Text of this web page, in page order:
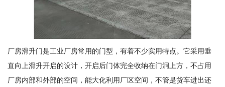
厂房滑升门是工业厂房常用的门型，有着不少实用特点。它采用垂
直向上滑升开启的设计，开启后门体完全收纳在门洞上方，不占用
厂房内部和外部的空间，能大化利用厂区空间，不管是货车进出还